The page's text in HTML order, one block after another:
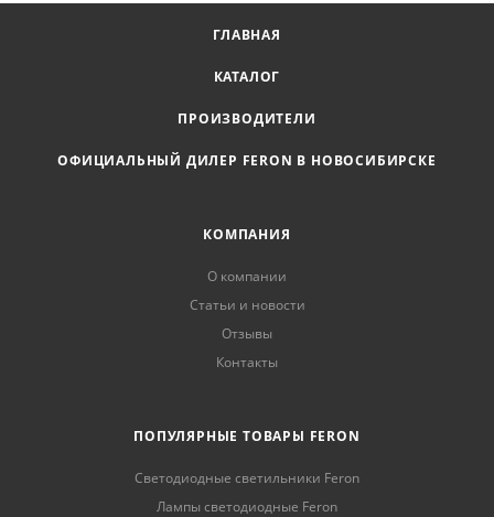
ГЛАВНАЯ
КАТАЛОГ
ПРОИЗВОДИТЕЛИ
ОФИЦИАЛЬНЫЙ ДИЛЕР FERON В НОВОСИБИРСКЕ
КОМПАНИЯ
О компании
Статьи и новости
Отзывы
Контакты
ПОПУЛЯРНЫЕ ТОВАРЫ FERON
Светодиодные светильники Feron
Лампы светодиодные Feron